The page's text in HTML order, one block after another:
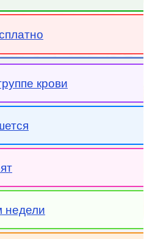
крови
недели